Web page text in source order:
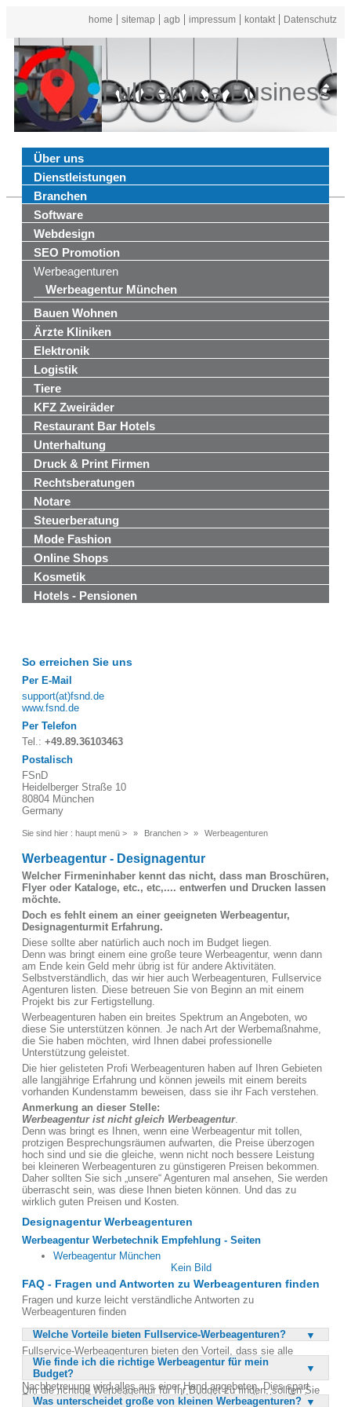
home sitemap agb impressum kontakt Datenschutz
Fullservice Business
Über uns
Dienstleistungen
Branchen
Software
Webdesign
SEO Promotion
Werbeagenturen
Werbeagentur München
Bauen Wohnen
Ärzte Kliniken
Elektronik
Logistik
Tiere
KFZ Zweiräder
Restaurant Bar Hotels
Unterhaltung
Druck & Print Firmen
Rechtsberatungen
Notare
Steuerberatung
Mode Fashion
Online Shops
Kosmetik
Hotels - Pensionen
So erreichen Sie uns
Per E-Mail
support(at)fsnd.de
www.fsnd.de
Per Telefon
Tel.: +49.89.36103463
Postalisch
FSnD
Heidelberger Straße 10
80804 München
Germany
Sie sind hier : haupt menü > Branchen > Werbeagenturen
Werbeagentur - Designagentur
Welcher Firmeninhaber kennt das nicht, dass man Broschüren,
Flyer oder Kataloge, etc., etc,.... entwerfen und Drucken lassen
möchte.
Doch es fehlt einem an einer geeigneten Werbeagentur,
Designagenturmit Erfahrung.
Diese sollte aber natürlich auch noch im Budget liegen.
Denn was bringt einem eine große teure Werbeagentur, wenn dann
am Ende kein Geld mehr übrig ist für andere Aktivitäten.
Selbstverständlich, das wir hier auch Werbeagenturen, Fullservice
Agenturen listen. Diese betreuen Sie von Beginn an mit einem
Projekt bis zur Fertigstellung.
Werbeagenturen haben ein breites Spektrum an Angeboten, wo
diese Sie unterstützen können. Je nach Art der Werbemaßnahme,
die Sie haben möchten, wird Ihnen dabei professionelle
Unterstützung geleistet.
Die hier gelisteten Profi Werbeagenturen haben auf Ihren Gebieten
alle langjährige Erfahrung und können jeweils mit einem bereits
vorhanden Kundenstamm beweisen, dass sie ihr Fach verstehen.
Anmerkung an dieser Stelle:
Werbeagentur ist nicht gleich Werbeagentur.
Denn was bringt es Ihnen, wenn eine Werbeagentur mit tollen,
protzigen Besprechungsräumen aufwarten, die Preise überzogen
hoch sind und sie die gleiche, wenn nicht noch bessere Leistung
bei kleineren Werbeagenturen zu günstigeren Preisen bekommen.
Daher sollten Sie sich „unsere“ Agenturen mal ansehen, Sie werden
überrascht sein, was diese Ihnen bieten können. Und das zu
wirklich guten Preisen und Kosten.
Designagentur Werbeagenturen
Werbeagentur Werbetechnik Empfehlung - Seiten
Werbeagentur München
Kein Bild
FAQ - Fragen und Antworten zu Werbeagenturen finden
Fragen und kurze leicht verständliche Antworten zu
Werbeagenturen finden
Welche Vorteile bieten Fullservice-Werbeagenturen?
Fullservice-Werbeagenturen bieten den Vorteil, dass sie alle
Aspekte eines Werbeprojekts abdecken können. Von der
Konzeption über das Design bis hin zur Umsetzung und
Nachbetreuung wird alles aus einer Hand angeboten. Dies spart
Zeit und sorgt für eine konsistente Markenkommunikation. Zudem
Wie finde ich die richtige Werbeagentur für mein
Budget?
Um die richtige Werbeagentur für Ihr Budget zu finden, sollten Sie
zunächst Ihre genauen Anforderungen und Ziele definieren.
Was unterscheidet große von kleinen Werbeagenturen?